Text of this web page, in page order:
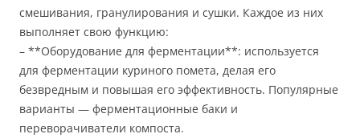
смешивания, гранулирования и сушки. Каждое из них
выполняет свою функцию:
– **Оборудование для ферментации**: используется
для ферментации куриного помета, делая его
безвредным и повышая его эффективность. Популярные
варианты — ферментационные баки и
переворачиватели компоста.